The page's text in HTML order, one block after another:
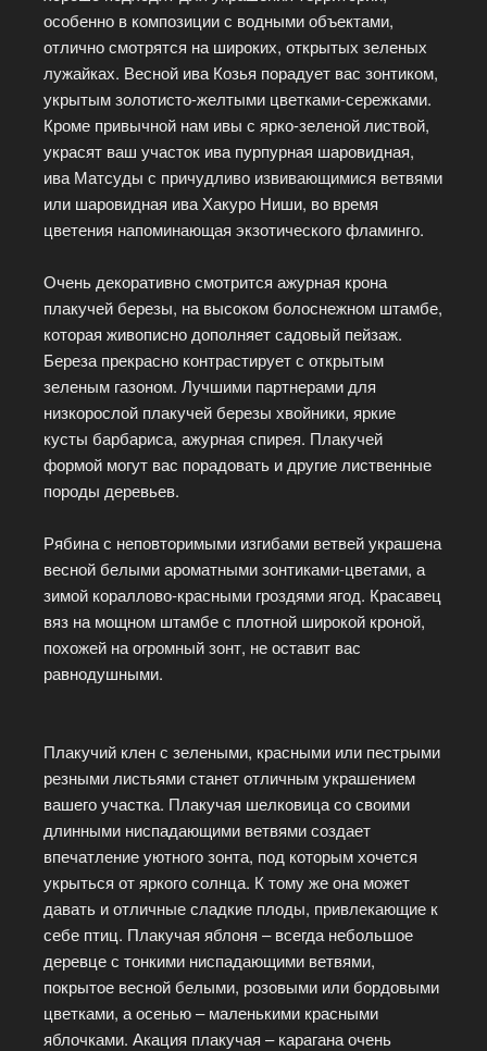
особенно в композиции с водными объектами,
отлично смотрятся на широких, открытых зеленых
лужайках. Весной ива Козья порадует вас зонтиком,
укрытым золотисто-желтыми цветками-сережками.
Кроме привычной нам ивы с ярко-зеленой листвой,
украсят ваш участок ива пурпурная шаровидная,
ива Матсуды с причудливо извивающимися ветвями
или шаровидная ива Хакуро Ниши, во время
цветения напоминающая экзотического фламинго.
Очень декоративно смотрится ажурная крона
плакучей березы, на высоком болоснежном штамбе,
которая живописно дополняет садовый пейзаж.
Береза прекрасно контрастирует с открытым
зеленым газоном. Лучшими партнерами для
низкорослой плакучей березы хвойники, яркие
кусты барбариса, ажурная спирея. Плакучей
формой могут вас порадовать и другие лиственные
породы деревьев.
Рябина с неповторимыми изгибами ветвей украшена
весной белыми ароматными зонтиками-цветами, а
зимой кораллово-красными гроздями ягод. Красавец
вяз на мощном штамбе с плотной широкой кроной,
похожей на огромный зонт, не оставит вас
равнодушными.
Плакучий клен с зелеными, красными или пестрыми
резными листьями станет отличным украшением
вашего участка. Плакучая шелковица со своими
длинными ниспадающими ветвями создает
впечатление уютного зонта, под которым хочется
укрыться от яркого солнца. К тому же она может
давать и отличные сладкие плоды, привлекающие к
себе птиц. Плакучая яблоня – всегда небольшое
деревце с тонкими ниспадающими ветвями,
покрытое весной белыми, розовыми или бордовыми
цветками, а осенью – маленькими красными
яблочками. Акация плакучая – карагана очень